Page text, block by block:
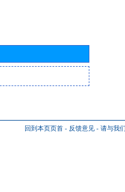
回到本页页首 - 反馈意见 - 请与我